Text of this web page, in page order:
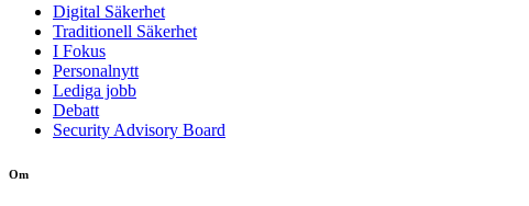
Digital Säkerhet
Traditionell Säkerhet
I Fokus
Personalnytt
Lediga jobb
Debatt
Security Advisory Board
Om